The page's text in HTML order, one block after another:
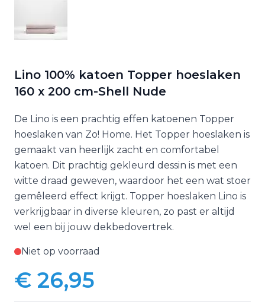
Lino 100% katoen Topper hoeslaken
160 x 200 cm-Shell Nude
De Lino is een prachtig effen katoenen Topper
hoeslaken van Zo! Home. Het Topper hoeslaken is
gemaakt van heerlijk zacht en comfortabel
katoen. Dit prachtig gekleurd dessin is met een
witte draad geweven, waardoor het een wat stoer
gemêleerd effect krijgt. Topper hoeslaken Lino is
verkrijgbaar in diverse kleuren, zo past er altijd
wel een bij jouw dekbedovertrek.
Niet op voorraad
€ 26,95